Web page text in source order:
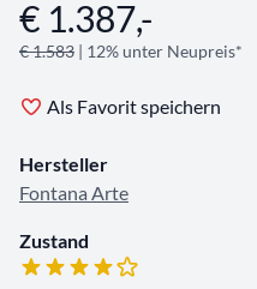
Angebotsinformationen
€ 1.387,-
€ 1.583 | 12% unter Neupreis*
Als Favorit speichern
Hersteller
Fontana Arte
Zustand